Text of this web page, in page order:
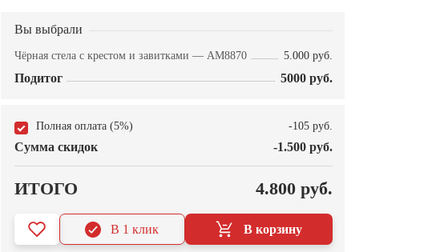
Вы выбрали
Чёрная стела с крестом и завитками — AM8870 5.000 руб.
Подитог 5000 руб.
Полная оплата (5%) -105 руб.
Сумма скидок -1.500 руб.
ИТОГО 4.800 руб.
В корзину
В 1 клик